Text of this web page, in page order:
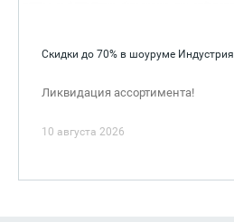
Скидки до 70% в шоуруме Индустрия
Ликвидация ассортимента!
10 августа 2026